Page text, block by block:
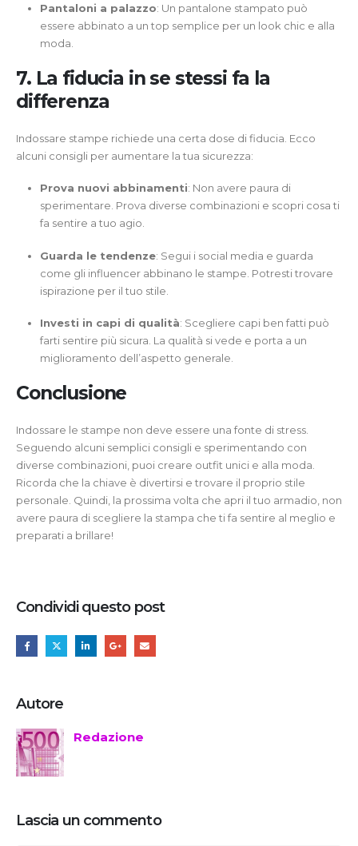
Pantaloni a palazzo: Un pantalone stampato può
essere abbinato a un top semplice per un look chic e alla
moda.
7. La fiducia in se stessi fa la
differenza
Indossare stampe richiede una certa dose di fiducia. Ecco
alcuni consigli per aumentare la tua sicurezza:
Prova nuovi abbinamenti: Non avere paura di
sperimentare. Prova diverse combinazioni e scopri cosa ti
fa sentire a tuo agio.
Guarda le tendenze: Segui i social media e guarda
come gli influencer abbinano le stampe. Potresti trovare
ispirazione per il tuo stile.
Investi in capi di qualità: Scegliere capi ben fatti può
farti sentire più sicura. La qualità si vede e porta a un
miglioramento dell’aspetto generale.
Conclusione
Indossare le stampe non deve essere una fonte di stress.
Seguendo alcuni semplici consigli e sperimentando con
diverse combinazioni, puoi creare outfit unici e alla moda.
Ricorda che la chiave è divertirsi e trovare il proprio stile
personale. Quindi, la prossima volta che apri il tuo armadio, non
avere paura di scegliere la stampa che ti fa sentire al meglio e
preparati a brillare!
Condividi questo post
Autore
Redazione
Lascia un commento